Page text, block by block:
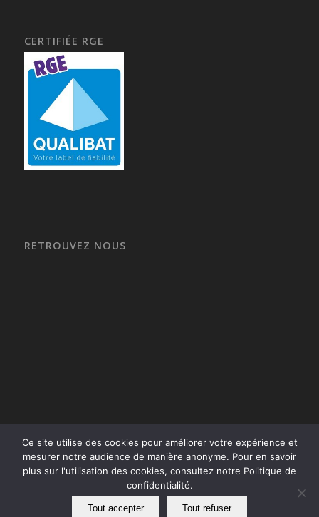
CERTIFIÉE RGE
RETROUVEZ NOUS
Premium Fermetures 2026 - tous droits réservés |Mentions légales
Ce site utilise des cookies pour améliorer votre expérience et
mesurer notre audience de manière anonyme. Pour en savoir
plus sur l'utilisation des cookies, consultez notre Politique de
confidentialité.
Tout accepter Tout refuser